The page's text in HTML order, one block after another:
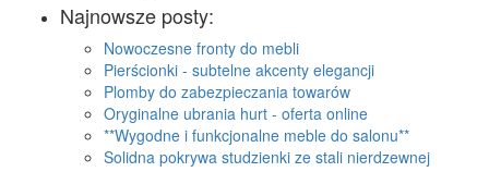
Najnowsze posty:
Nowoczesne fronty do mebli
Pierścionki - subtelne akcenty elegancji
Plomby do zabezpieczania towarów
Oryginalne ubrania hurt - oferta online
**Wygodne i funkcjonalne meble do salonu**
Solidna pokrywa studzienki ze stali nierdzewnej